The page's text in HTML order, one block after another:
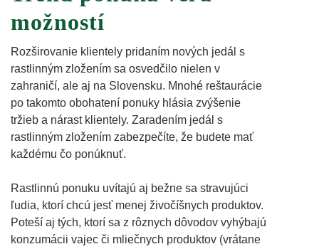
možností
Rozširovanie klientely pridaním nových jedál s
rastlinným zložením sa osvedčilo nielen v
zahraničí, ale aj na Slovensku. Mnohé reštaurácie
po takomto obohatení ponuky hlásia zvýšenie
tržieb a nárast klientely. Zaradením jedál s
rastlinným zložením zabezpečíte, že budete mať
každému čo ponúknuť.
Rastlinnú ponuku uvítajú aj bežne sa stravujúci
ľudia, ktorí chcú jesť menej živočíšnych produktov.
Poteší aj tých, ktorí sa z rôznych dôvodov vyhýbajú
konzumácii vajec či mliečnych produktov (vrátane